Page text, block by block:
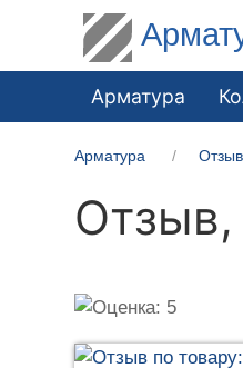
Арматура
Арматура
Отзыв,